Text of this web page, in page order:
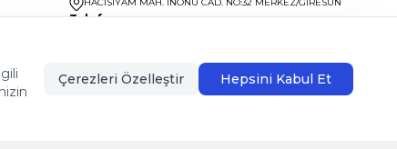
Telefon
Çerezleri Özelleştir Hepsini Kabul Et